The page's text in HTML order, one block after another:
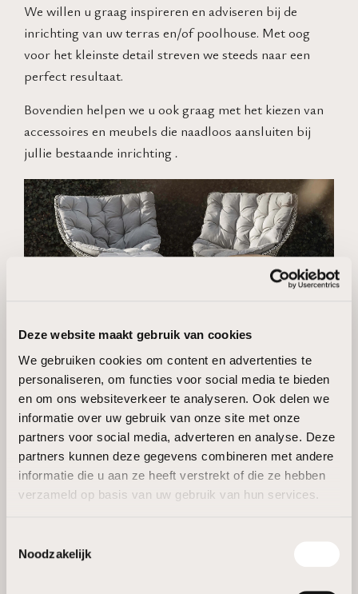
Deze website maakt gebruik van cookies
We gebruiken cookies om content en advertenties te
personaliseren, om functies voor social media te bieden
en om ons websiteverkeer te analyseren. Ook delen we
informatie over uw gebruik van onze site met onze
partners voor social media, adverteren en analyse. Deze
partners kunnen deze gegevens combineren met andere
informatie die u aan ze heeft verstrekt of die ze hebben
verzameld op basis van uw gebruik van hun services.
Noodzakelijk
We willen u graag inspireren en adviseren bij de
inrichting van uw terras en/of poolhouse. Met oog
voor het kleinste detail streven we steeds naar een
perfect resultaat.
Bovendien helpen we u ook graag met het kiezen van
accessoires en meubels die naadloos aansluiten bij
jullie bestaande inrichting.
ALLE TOPMERKEN ONDER ONS
DAK
Van het wereldvermaarde Limburgse Tribù en andere
Belgische toplabels zoals Extremis of Manutti tot
gereputeerde klassiekers als Knoll, Poliform of het
toonaangevende Italiaanse Paola Lenti … Bij ons